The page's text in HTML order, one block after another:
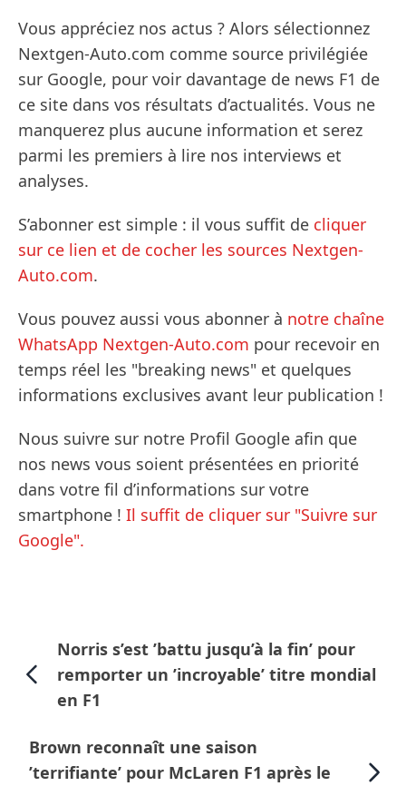
Vous appréciez nos actus ? Alors sélectionnez
Nextgen-Auto.com comme source privilégiée
sur Google, pour voir davantage de news F1 de
ce site dans vos résultats d’actualités. Vous ne
manquerez plus aucune information et serez
parmi les premiers à lire nos interviews et
analyses.
S’abonner est simple : il vous suffit de cliquer
sur ce lien et de cocher les sources Nextgen-
Auto.com.
Vous pouvez aussi vous abonner à notre chaîne
WhatsApp Nextgen-Auto.com pour recevoir en
temps réel les "breaking news" et quelques
informations exclusives avant leur publication !
Nous suivre sur notre Profil Google afin que
nos news vous soient présentées en priorité
dans votre fil d’informations sur votre
smartphone ! Il suffit de cliquer sur "Suivre sur
Google".
Norris s’est ’battu jusqu’à la fin’ pour
remporter un ’incroyable’ titre mondial
en F1
Brown reconnaît une saison
’terrifiante’ pour McLaren F1 après le